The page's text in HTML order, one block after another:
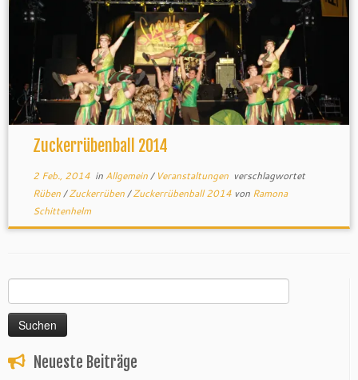
Zuckerrübenball 2014
2 Feb., 2014in Allgemein/ Veranstaltungen verschlagwortet
Rüben/Zuckerrüben/Zuckerrübenball 2014 von Ramona
Schittenhelm
nach:
Neueste Beiträge